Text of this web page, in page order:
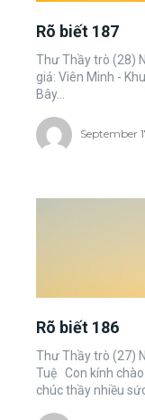
Rõ biết 187
Thư Thầy trò (28)
giả: Viên Minh - Khuê Dương Ngày 19
Bây...
September
Rõ biết 186
Thư Thầy trò (27)
Tuệ Con kính chào Thầy, Trước hết chúng con xin kính
chúc thầy nhiều